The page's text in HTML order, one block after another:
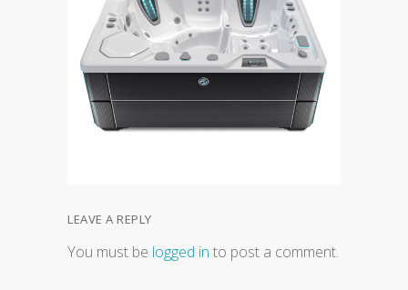
LEAVE A REPLY
You must be logged in to post a comment.